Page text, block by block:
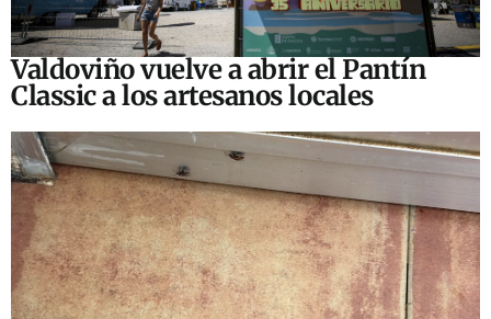
Valdoviño vuelve a abrir el Pantín
Classic a los artesanos locales